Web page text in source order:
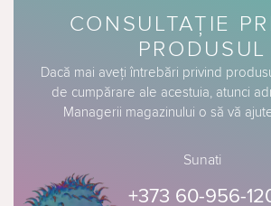
CONSULTAȚIE
PRODUSUL
Dacă mai aveți întrebări privind
de cumpărare ale acestuia, atunci
Managerii magazinului o să vă
Sunati
+373 60-956-